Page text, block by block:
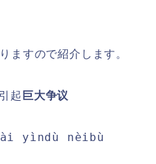
ますので紹介します。
起 巨大争议
yìndù nèibù